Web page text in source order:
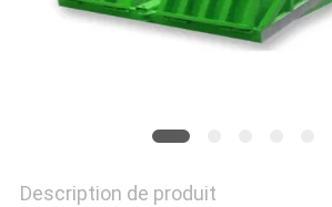
SITE
Description de produit